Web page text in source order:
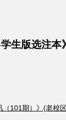
生版选注本
（101期）》(老